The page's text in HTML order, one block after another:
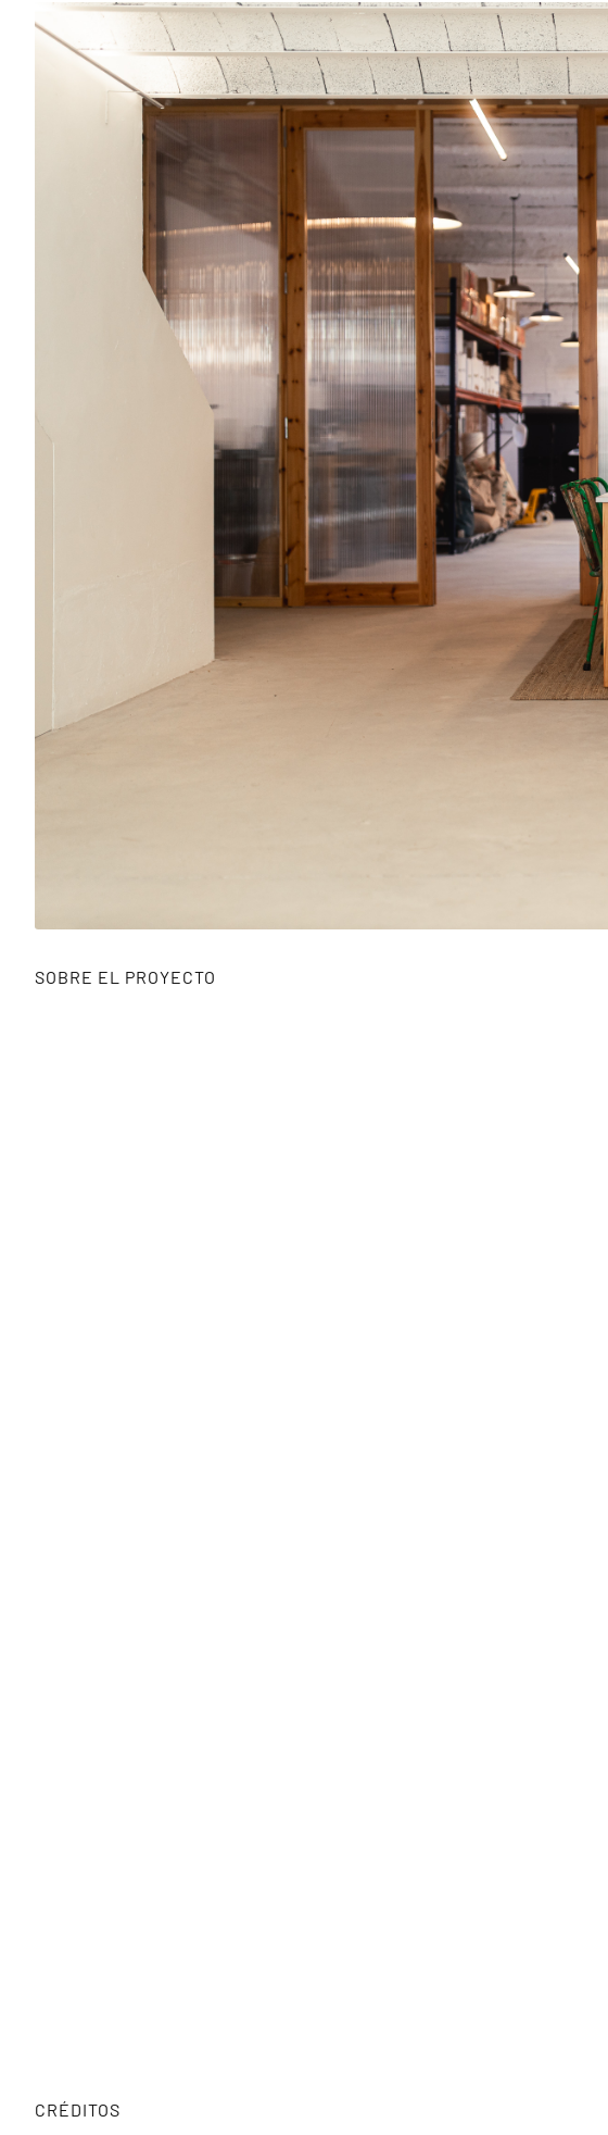
SOBRE EL PROYECTO
CRÉDITOS